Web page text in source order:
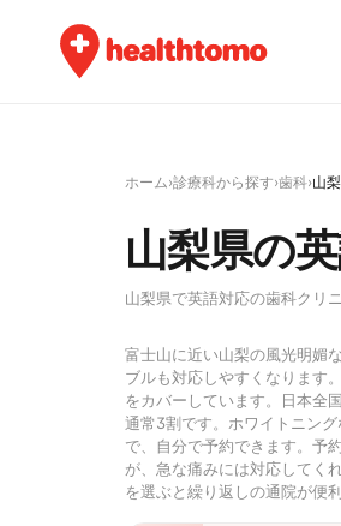
ホーム›診療科から探す›歯科›山
山梨県の
山梨県で英語対応の歯科クリ
富士山に近い山梨の風光明媚
ブルも対応しやすくなります
をカバーしています。日本全
通常3割です。ホワイトニン
で、自分で予約できます。予
が、急な痛みには対応してく
を選ぶと繰り返しの通院が便